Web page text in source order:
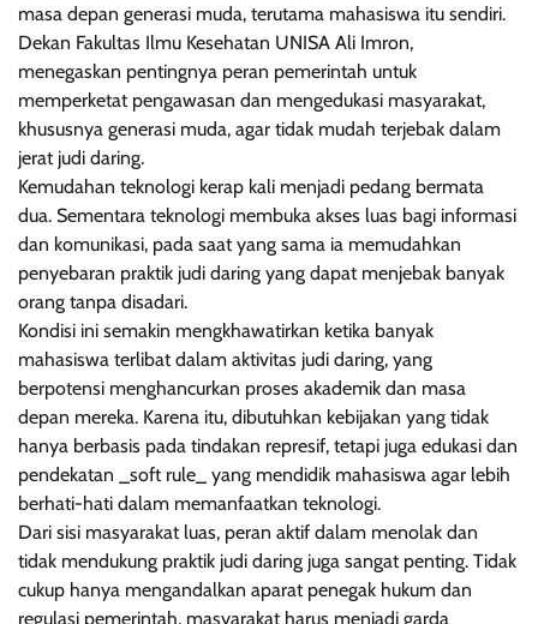
masa depan generasi muda, terutama mahasiswa itu sendiri.
Dekan Fakultas Ilmu Kesehatan UNISA Ali Imron,
menegaskan pentingnya peran pemerintah untuk
memperketat pengawasan dan mengedukasi masyarakat,
khususnya generasi muda, agar tidak mudah terjebak dalam
jerat judi daring.
Kemudahan teknologi kerap kali menjadi pedang bermata
dua. Sementara teknologi membuka akses luas bagi informasi
dan komunikasi, pada saat yang sama ia memudahkan
penyebaran praktik judi daring yang dapat menjebak banyak
orang tanpa disadari.
Kondisi ini semakin mengkhawatirkan ketika banyak
mahasiswa terlibat dalam aktivitas judi daring, yang
berpotensi menghancurkan proses akademik dan masa
depan mereka. Karena itu, dibutuhkan kebijakan yang tidak
hanya berbasis pada tindakan represif, tetapi juga edukasi dan
pendekatan _soft rule_ yang mendidik mahasiswa agar lebih
berhati-hati dalam memanfaatkan teknologi.
Dari sisi masyarakat luas, peran aktif dalam menolak dan
tidak mendukung praktik judi daring juga sangat penting. Tidak
cukup hanya mengandalkan aparat penegak hukum dan
regulasi pemerintah, masyarakat harus menjadi garda